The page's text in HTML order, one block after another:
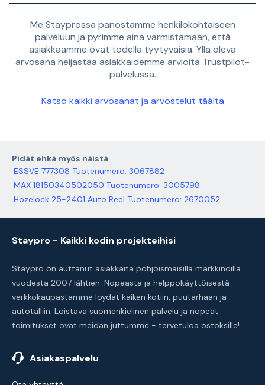
Me Stayprossa panostamme henkilökohtaiseen
palveluun ja pyrimme aina varmistamaan, että
asiakkaamme ovat todella tyytyväisiä. Yllä oleva
arvosana heijastaa asiakkaidemme arvioita Trustpilot-
palvelussa.
Katso kaikki arvosanat ja arvostelut täältä
Pidät ehkä myös näistä
ESSVE 777308 Tuotenumero: 3067882
MAX 18150340502050 Tuotenumero: 3005798
Hozelock 25-2401 Auto Reel Tuotenumero: 2670052
Staypro - Kaikki kodin projekteihisi
Staypro on auttanut asiakkaita pohjoismaisilla markkinoilla
vuodesta 2007 lähtien. Nopeasta ja helppokäyttöisestä
verkkokaupastamme löydät kaiken kotiin, puutarhaan ja
autotalliin. Loistava suomenkielinen palvelu ja nopeat
toimitukset ovat meidän juttumme - tervetuloa ostoksille!
Asiakaspalvelu